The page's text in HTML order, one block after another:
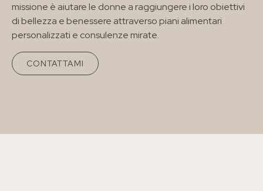
missione è aiutare le donne a raggiungere i loro obiettivi
di bellezza e benessere attraverso piani alimentari
personalizzati e consulenze mirate.
CONTATTAMI